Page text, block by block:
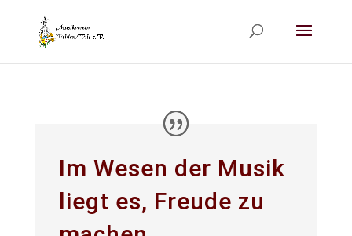
Im Wesen der Musik
liegt es, Freude zu